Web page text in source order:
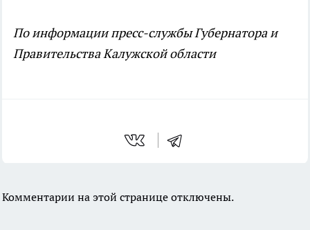
По информации пресс-службы Губернатора и
Правительства Калужской области
Комментарии на этой странице отключены.